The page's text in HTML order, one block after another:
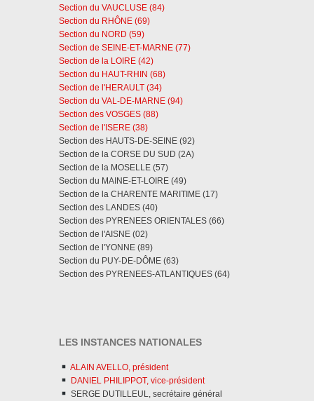
Section du VAUCLUSE (84)
Section du RHÔNE (69)
Section du NORD (59)
Section de SEINE-ET-MARNE (77)
Section de la LOIRE (42)
Section du HAUT-RHIN (68)
Section de l'HERAULT (34)
Section du VAL-DE-MARNE (94)
Section des VOSGES (88)
Section de l'ISERE (38)
Section des HAUTS-DE-SEINE (92)
Section de la CORSE DU SUD (2A)
Section de la MOSELLE (57)
Section du MAINE-ET-LOIRE (49)
Section de la CHARENTE MARITIME (17)
Section des LANDES (40)
Section des PYRENEES ORIENTALES (66)
Section de l'AISNE (02)
Section de l'YONNE (89)
Section du PUY-DE-DÔME (63)
Section des PYRENEES-ATLANTIQUES (64)
LES INSTANCES NATIONALES
ALAIN AVELLO, président
DANIEL PHILIPPOT, vice-président
SERGE DUTILLEUL, secrétaire général